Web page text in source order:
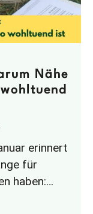
Nähe
erinnert
für
haben: